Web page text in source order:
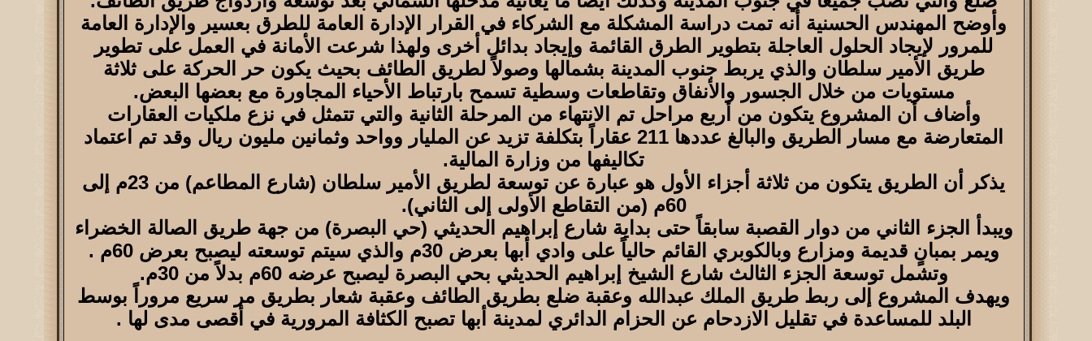
وأوضح المهندس الحسنية أنه تمت دراسة المشكلة مع الشركاء في القرار الإدارة العامة للطرق بعسير والإدارة العامة
للمرور لإيجاد الحلول العاجلة بتطوير الطرق القائمة وإيجاد بدائل أخرى ولهذا شرعت الأمانة في العمل على تطوير
طريق الأمير سلطان والذي يربط جنوب المدينة بشمالها وصولاً لطريق الطائف بحيث يكون حر الحركة على ثلاثة
مستويات من خلال الجسور والأنفاق وتقاطعات وسطية تسمح بارتباط الأحياء المجاورة مع بعضها البعض.
وأضاف أن المشروع يتكون من أربع مراحل تم الانتهاء من المرحلة الثانية والتي تتمثل في نزع ملكيات العقارات
المتعارضة مع مسار الطريق والبالغ عددها 211 عقاراً بتكلفة تزيد عن المليار وواحد وثمانين مليون ريال وقد تم اعتماد
تكاليفها من وزارة المالية.
يذكر أن الطريق يتكون من ثلاثة أجزاء الأول هو عبارة عن توسعة لطريق الأمير سلطان (شارع المطاعم) من 23م إلى
60م (من التقاطع الأولى إلى الثاني).
ويبدأ الجزء الثاني من دوار القصبة سابقاً حتى بداية شارع إبراهيم الحديثي (حي البصرة) من جهة طريق الصالة الخضراء
ويمر بمبانٍ قديمة ومزارع وبالكوبري القائم حالياً على وادي أبها بعرض 30م والذي سيتم توسعته ليصبح بعرض 60م .
وتشمل توسعة الجزء الثالث شارع الشيخ إبراهيم الحديثي بحي البصرة ليصبح عرضه 60م بدلاً من 30م.
ويهدف المشروع إلى ربط طريق الملك عبدالله وعقبة ضلع بطريق الطائف وعقبة شعار بطريق مر سريع مروراً بوسط
البلد للمساعدة في تقليل الازدحام عن الحزام الدائري لمدينة أبها تصبح الكثافة المرورية في أقصى مدى لها .